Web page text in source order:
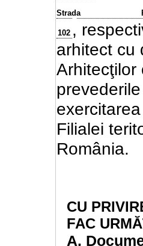
Strada
102 ,
arhitect cu
Arhitecţilor
Filialei
România.
CU
FAC
A.